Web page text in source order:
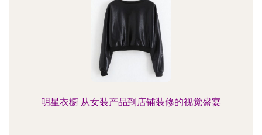
明星衣橱 从女装产品到店铺装修的视觉盛宴